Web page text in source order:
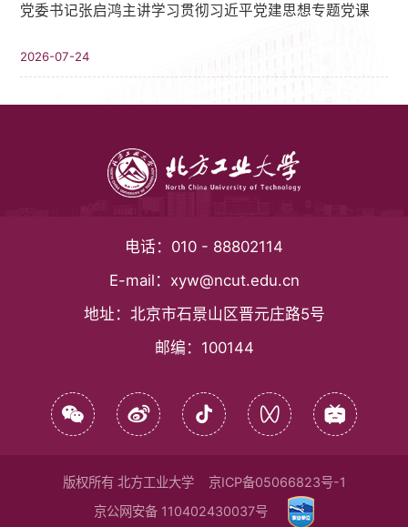
党委书记张启鸿主讲学习贯彻习近平党建思想专题党课
2026-07-24
电话： 010 - 88802114
E-mail： xyw@ncut.edu.cn
地址： 北京市石景山区晋元庄路5号
邮编： 100144
版权所有 北方工业大学
京ICP备05066823号-1
京公网安备 110402430037号